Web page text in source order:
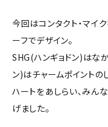
今回はコンタクト・マイ
ーフでデザイン。
SHG(ハンギョドン)はな
ン)はチャームポイントの
ハートをあしらい、みん
げました。